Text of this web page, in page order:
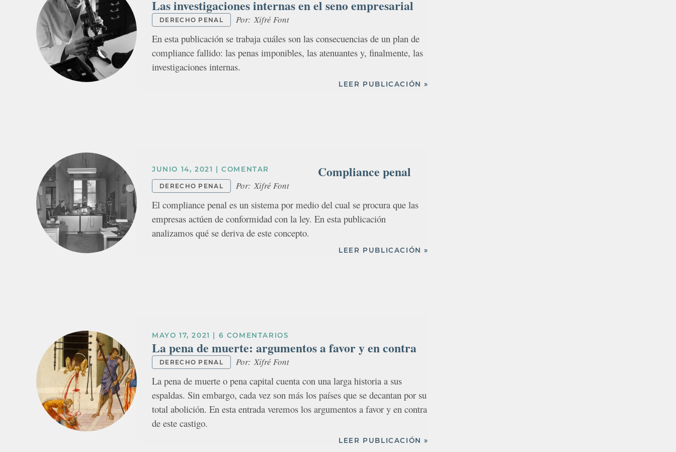
Las investigaciones internas en el seno empresarial
DERECHO PENAL Por:Xifré Font
En esta publicación se trabaja cuáles son las consecuencias de un plan de
compliance fallido: las penas imponibles, las atenuantes y, finalmente, las
investigaciones internas.
LEER PUBLICACIÓN »
JUNIO 14, 2021 |COMENTAR Compliance penal
DERECHO PENAL Por:Xifré Font
El compliance penal es un sistema por medio del cual se procura que las
empresas actúen de conformidad con la ley. En esta publicación
analizamos qué se deriva de este concepto.
LEER PUBLICACIÓN »
MAYO 17, 2021 6 COMENTARIOS
La pena de muerte: argumentos a favor y en contra
DERECHO PENAL Por:Xifré Font
La pena de muerte o pena capital cuenta con una larga historia a sus
espaldas. Sin embargo, cada vez son más los países que se decantan por su
total abolición. En esta entrada veremos los argumentos a favor y en contra
de este castigo.
LEER PUBLICACIÓN »